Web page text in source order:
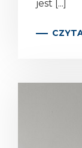
jest [...]